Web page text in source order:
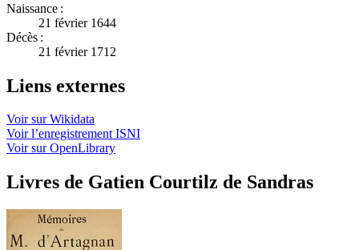
Naissance :
21 février 1644
Décès :
21 février 1712
Liens externes
Voir sur Wikidata
Voir l’enregistrement ISNI
Voir sur OpenLibrary
Livres de Gatien Courtilz de Sandras